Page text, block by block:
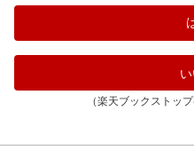
い
（楽天ブックストッ